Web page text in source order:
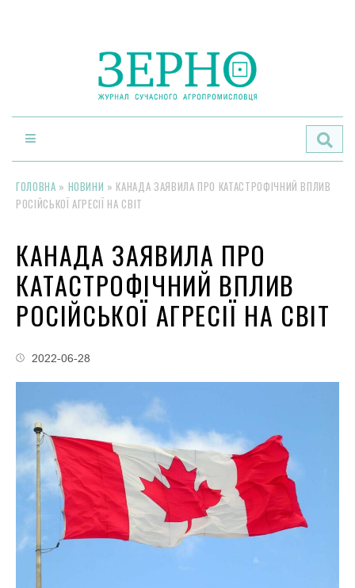
ГОЛОВНА » НОВИНИ » КАНАДА ЗАЯВИЛА ПРО КАТАСТРОФІЧНИЙ ВПЛИВ
РОСІЙСЬКОЇ АГРЕСІЇ НА СВІТ
КАНАДА ЗАЯВИЛА ПРО
КАТАСТРОФІЧНИЙ ВПЛИВ
РОСІЙСЬКОЇ АГРЕСІЇ НА СВІТ
2022-06-28